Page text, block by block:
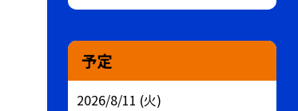
予定
2026/8/11 (火)